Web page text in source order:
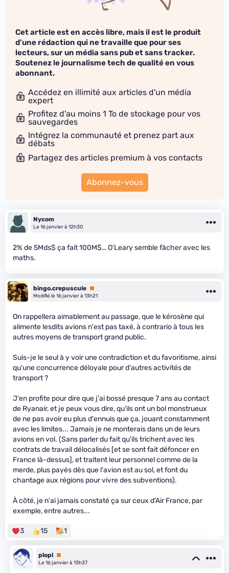
Cet article est en accès libre, mais il est le produit
d'une rédaction qui ne travaille que pour ses
lecteurs, sur un média sans pub et sans tracker.
Soutenez le journalisme tech de qualité en vous
abonnant.
Accédez en illimité aux articles d'un média
expert
Profitez d'au moins 1 To de stockage pour vos
sauvegardes
Intégrez la communauté et prenez part aux
débats
Partagez des articles premium à vos contacts
Abonnez-vous
Nycom
Le 16 janvier à 12h30
2% de 5Mds$ ça fait 100M$… O’Leary semble fâcher avec les
maths.
bingo.crepuscule Premium
Modifié le 16 janvier à 13h21
On rappellera aimablement au passage, que le kérosène qui
alimente lesdits avions n'est pas taxé, à contrario à tous les
autres moyens de transport grand public.
Suis-je le seul à y voir une contradiction et du favoritisme, ainsi
qu'une concurrence déloyale pour d'autres activités de
transport ?
J'en profite pour dire que j'ai bossé presque 7 ans au contact
de Ryanair, et je peux vous dire, qu'ils ont un bol monstrueux
de ne pas avoir eu plus d'ennuis que ça, jouant constamment
avec les limites... Jamais je ne monterais dans un de leurs
avions en vol. (Sans parler du fait qu'ils trichent avec les
contrats de travail délocalisés [et se sont fait défoncer en
France là-dessus], et traitent leur personnel comme de la
merde, plus payés dès que l'avion est au sol, et font du
chantage aux régions pour vivre des subventions).
À côté, je n'ai jamais constaté ça sur ceux d'Air France, par
exemple, entre autres...
3 15 1
plopl Premium
Le 16 janvier à 13h37